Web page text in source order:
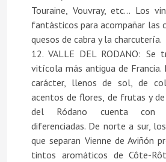
Touraine, Vouvray, etc... Los
fantásticos para acompañar las
quesos de cabra y la charcutería.
12. VALLE DEL RODANO: Se
vitícola más antigua de Francia.
carácter, llenos de sol, de
acentos de flores, de frutas y
del Ródano cuenta con
diferenciadas. De norte a sur,
que separan Vienne de Aviñón
tintos aromáticos de Côte-